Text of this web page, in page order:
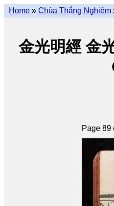
Home » Chùa Thắng Nghiêm
金光明經 金
Page 89